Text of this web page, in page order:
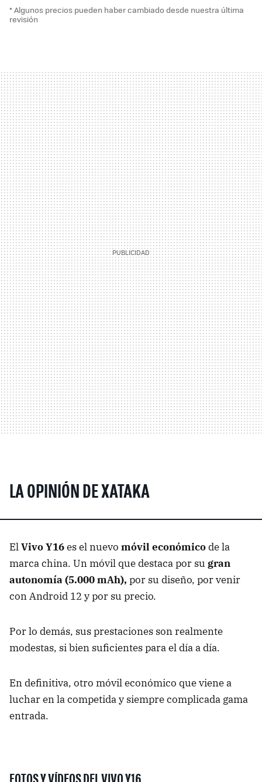
* Algunos precios pueden haber cambiado desde nuestra última
revisión
LA OPINIÓN DE XATAKA
ElVivo Y16es el nuevo móvil económicode la
marca china. Un móvil que destaca por su gran
autonomía (5.000 mAh), por su diseño, por venir
con Android 12 y por su precio.
Por lo demás, sus prestaciones son realmente
modestas, si bien suficientes para el día a día.
En definitiva, otro móvil económico que viene a
luchar en la competida y siempre complicada gama
entrada.